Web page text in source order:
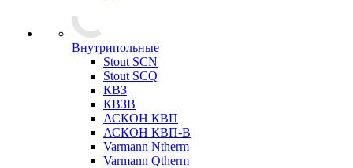
Внутрипольные
Stout SCN
Stout SCQ
КВЗ
КВЗВ
АСКОН КВП
АСКОН КВП-В
Varmann Ntherm
Varmann Qtherm